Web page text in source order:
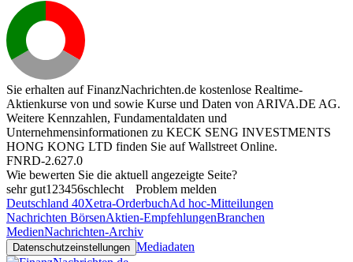
Sie erhalten auf FinanzNachrichten.de kostenlose Realtime-
Aktienkurse von und sowie Kurse und Daten von ARIVA.DE AG.
Weitere Kennzahlen, Fundamentaldaten und
Unternehmensinformationen zu KECK SENG INVESTMENTS
HONG KONG LTD finden Sie aufWallstreet Online.
FNRD-2.627.0
Wie bewerten Sie die aktuell angezeigte Seite?
sehr gut1 23456schlecht
Problem melden
Deutschland 40Xetra-OrderbuchAd hoc-Mitteilungen
Nachrichten BörsenAktien-EmpfehlungenBranchen
MedienNachrichten-Archiv
Datenschutzeinstellungen Mediadaten